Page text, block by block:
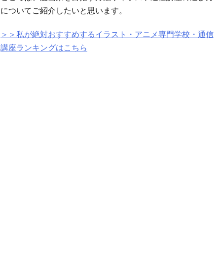
についてご紹介したいと思います。
＞＞私が絶対おすすめするイラスト・アニメ専門学校・通信
講座ランキングはこちら